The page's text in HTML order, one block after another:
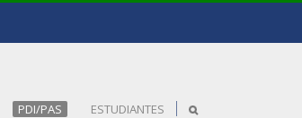
PDI/PAS ESTUDIANTES